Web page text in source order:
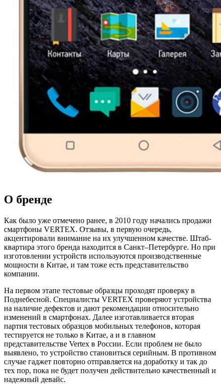
О бренде
Как было уже отмечено ранее, в 2010 году начались продажи
смартфоны VERTEX. Отзывы, в первую очередь,
акцентировали внимание на их улучшенном качестве. Штаб-
квартира этого бренда находится в Санкт–Петербурге. Но при
изготовлении устройств используются производственные
мощности в Китае, и там тоже есть представительство
компании.
На первом этапе тестовые образцы проходят проверку в
Поднебесной. Специалисты VERTEX проверяют устройства
на наличие дефектов и дают рекомендации относительно
изменений в смартфонах. Далее изготавливается вторая
партия тестовых образцов мобильных телефонов, которая
тестируется не только в Китае, а и в главном
представительстве Vertex в России. Если проблем не было
выявлено, то устройство становиться серийным. В противном
случае гаджет повторно отправляется на доработку и так до
тех пор, пока не будет получен действительно качественный и
надежный девайс.